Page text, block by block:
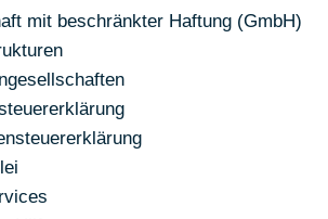
mit beschränkter Haftung (GmbH)